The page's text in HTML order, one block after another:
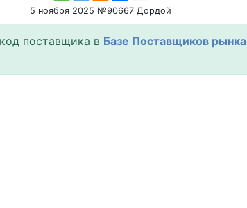
5 ноября 2025 №90667 Дордой
код поставщика в Базе Поставщиков рынка